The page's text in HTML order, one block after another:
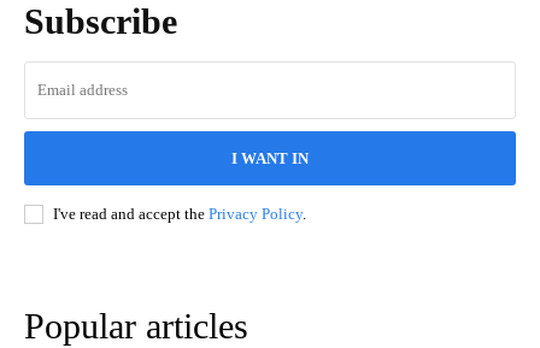
Subscribe
I WANT IN
I've read and accept the Privacy Policy.
Popular articles